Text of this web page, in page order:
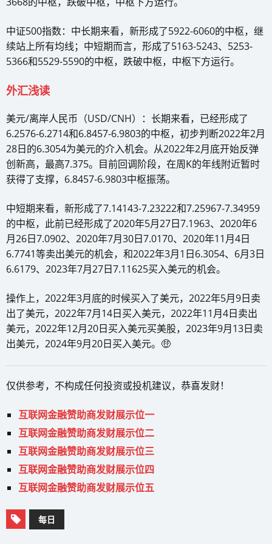
中证500指数：中长期来看，新形成了5922-6060的中枢，继
续站上所有均线；中短期而言，形成了5163-5243、5253-
5366和5529-5590的中枢，跌破中枢，中枢下方运行。
外汇浅读
美元/离岸人民币（USD/CNH）：长期来看，已经形成了
6.2576-6.2714和6.8457-6.9803的中枢，初步判断2022年2月
28日的6.3054为美元的介入机会。从2022年2月底开始反弹
创新高，最高7.375。目前回调阶段，在周K的年线附近暂时
获得了支撑，6.8457-6.9803中枢振荡。
中短期来看，新形成了7.14143-7.23222和7.25967-7.34959
的中枢，此前已经形成了2020年5月27日7.1963、2020年6
月26日7.0902、2020年7月30日7.0170、2020年11月4日
6.7741等卖出美元的机会，和2022年3月1日6.3054、6月3日
6.6179、2023年7月27日7.11625买入美元的机会。
操作上，2022年3月底的时候买入了美元，2022年5月9日卖
出了美元，2022年7月14日买入美元，2022年11月4日卖出
美元，2022年12月20日买入美元买美股，2023年9月13日卖
出美元，2024年9月20日买入美元。🤑
仅供参考，不构成任何投资或投机建议，恭喜发财！
互联网金融赞助商发财展示位一
互联网金融赞助商发财展示位二
互联网金融赞助商发财展示位三
互联网金融赞助商发财展示位四
互联网金融赞助商发财展示位五
每日